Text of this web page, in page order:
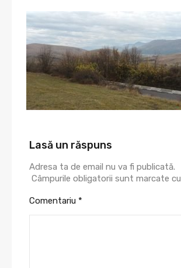
Lasă un răspuns
Adresa ta de email nu va fi publicată.
Câmpurile obligatorii sunt marcate cu
Comentariu *